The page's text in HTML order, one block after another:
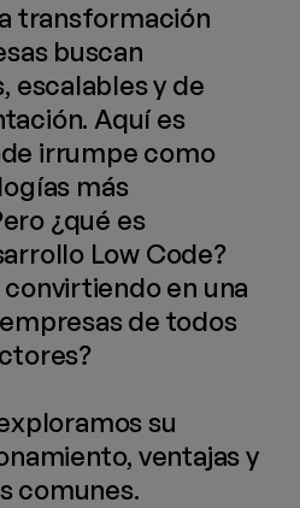
transformación
buscan
escalables y de
Aquí es
irrumpe como
más
¿qué es
Low Code?
en una
de todos
su
ventajas y
comunes.